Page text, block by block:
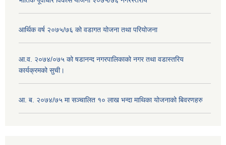
आर्थिक वर्ष २०७५/७६ को वडागत योजना तथा परियोजना
आ.व. २०७४/०७५ को षडानन्द नगरपालिकाको नगर तथा वडास्तरिय
कार्यक्रमको सुची।
आ. ब. २०७४/७५ मा सञ्चालित १० लाख भन्दा माथिका योजनाको बिवरणहरु